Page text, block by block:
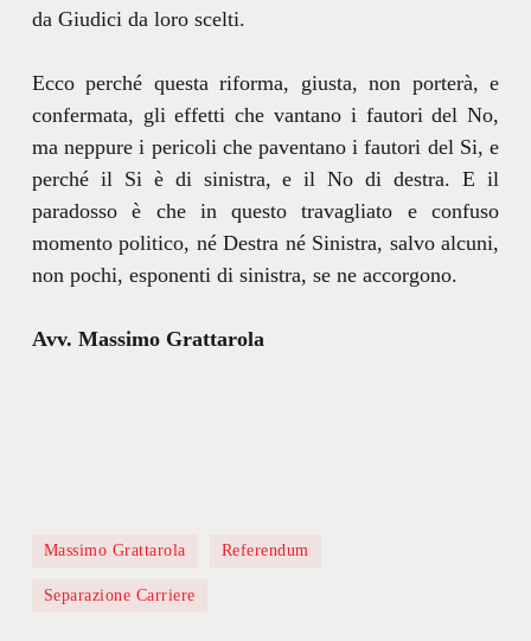
da Giudici da loro scelti.
Ecco perché questa riforma, giusta, non porterà, e
confermata, gli effetti che vantano i fautori del No,
ma neppure i pericoli che paventano i fautori del Si, e
perché il Si è di sinistra, e il No di destra. E il
paradosso è che in questo travagliato e confuso
momento politico, né Destra né Sinistra, salvo alcuni,
non pochi, esponenti di sinistra, se ne accorgono.
Avv. Massimo Grattarola
Massimo Grattarola Referendum
Separazione Carriere